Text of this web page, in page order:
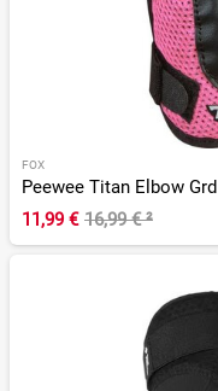
FOX
Peewee Titan Elbow Grd
11,99 € 16,99 €²